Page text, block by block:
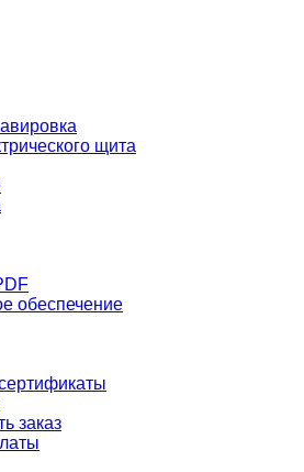
щита
обеспечение
заказ